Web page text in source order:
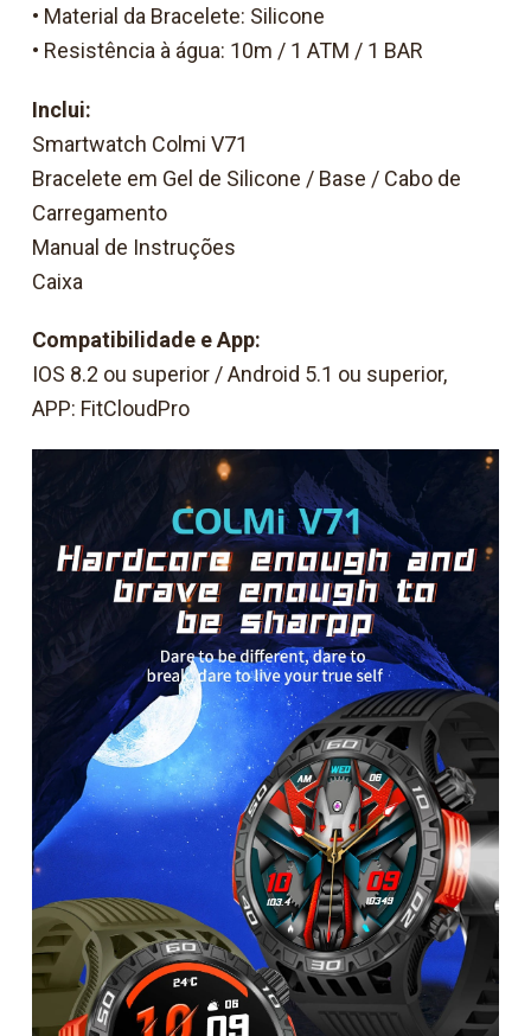
• Material da Bracelete: Silicone
• Resistência à água: 10m / 1 ATM / 1 BAR
Inclui:
Smartwatch Colmi V71
Bracelete em Gel de Silicone / Base / Cabo de
Carregamento
Manual de Instruções
Caixa
Compatibilidade e App:
IOS 8.2 ou superior / Android 5.1 ou superior,
APP: FitCloudPro